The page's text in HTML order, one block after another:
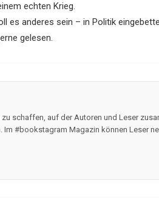
echten Krieg.
es anderes sein – in Politik
gelesen.
schaffen, auf der Autoren und Leser
Im #bookstagram Magazin können Leser